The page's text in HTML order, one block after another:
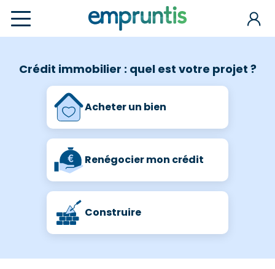
Crédit immobilier : quel est votre projet ?
Acheter un bien
Renégocier mon crédit
Construire